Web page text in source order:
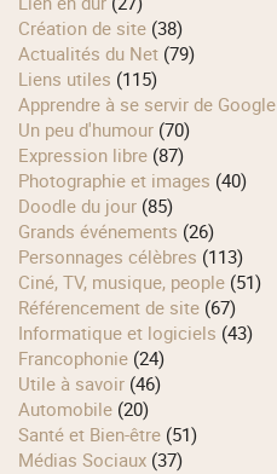
Création de site (38)
Actualités du Net (79)
Liens utiles (115)
Apprendre à se servir de Google
Un peu d'humour (70)
Expression libre (87)
Photographie et images (40)
Doodle du jour (85)
Grands événements (26)
Personnages célèbres (113)
Ciné, TV, musique, people (51)
Référencement de site (67)
Informatique et logiciels (43)
Francophonie (24)
Utile à savoir (46)
Automobile (20)
Santé et Bien-être (51)
Médias Sociaux (37)